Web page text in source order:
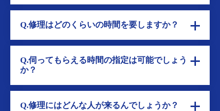
Q.修理はどのくらいの時間を要しますか？
Q.伺ってもらえる時間の指定は可能でしょう
か？
Q.修理にはどんな人が来るんでしょうか？